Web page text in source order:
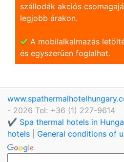
szállodák akciós
legjobb árakon.
A mobilalkalmazás
és egyszerũen foglalhat.
- 2026 Tel: +36 (1) 227-9614
✔️ Spa thermal hotels in
hotels
General conditions of